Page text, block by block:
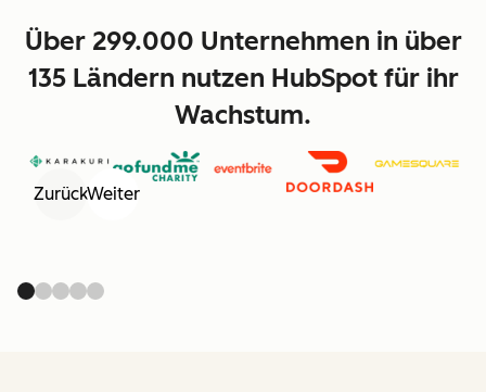
Über 299.000 Unternehmen in über
135 Ländern nutzen HubSpot für ihr
Wachstum.
ZurückWeiter